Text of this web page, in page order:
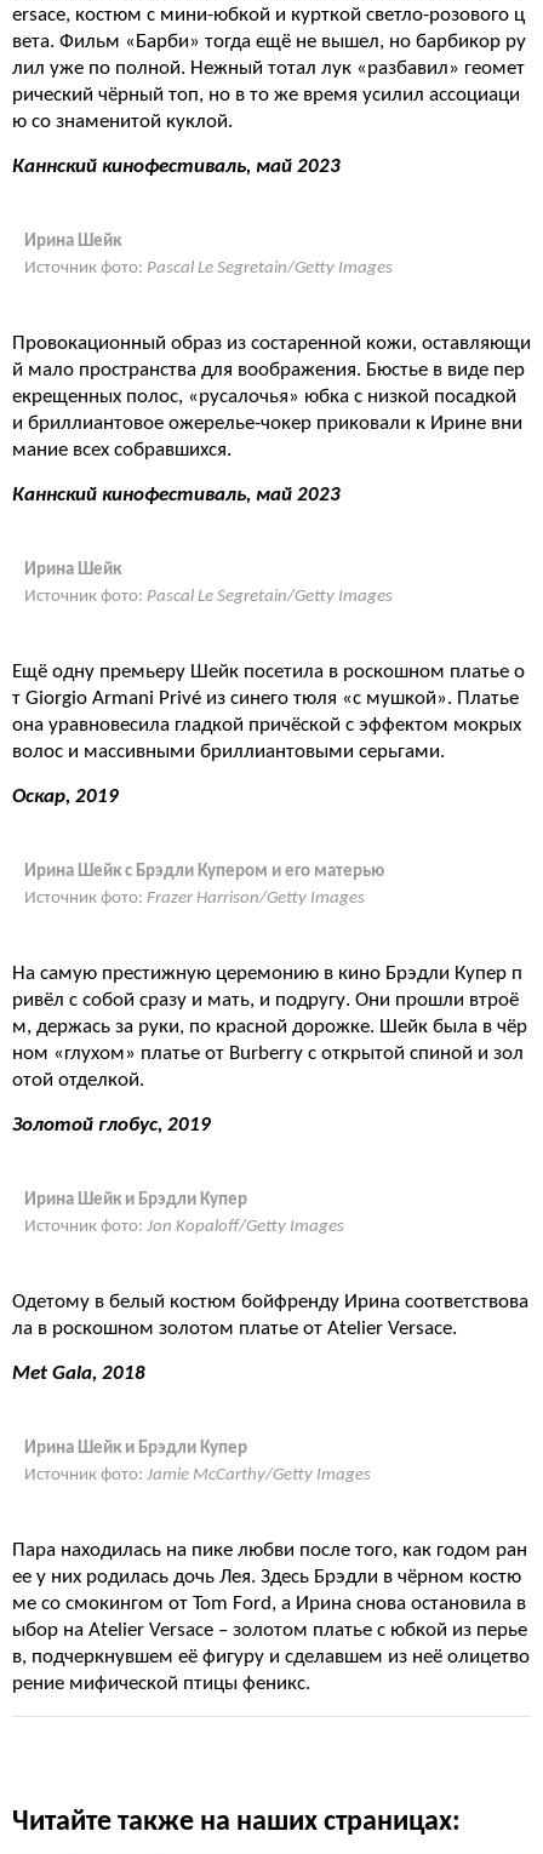
ersace, костюм с мини-юбкой и курткой светло-розового ц
вета. Фильм «Барби» тогда ещё не вышел, но барбикор ру
лил уже по полной. Нежный тотал лук «разбавил» геомет
рический чёрный топ, но в то же время усилил ассоциаци
ю со знаменитой куклой.
Каннский кинофестиваль, май 2023
Ирина Шейк
Источник фото: Pascal Le Segretain/Getty Images
Провокационный образ из состаренной кожи, оставляющи
й мало пространства для воображения. Бюстье в виде пер
екрещенных полос, «русалочья» юбка с низкой посадкой
и бриллиантовое ожерелье-чокер приковали к Ирине вни
мание всех собравшихся.
Каннский кинофестиваль, май 2023
Ирина Шейк
Источник фото: Pascal Le Segretain/Getty Images
Ещё одну премьеру Шейк посетила в роскошном платье о
т Giorgio Armani Privé из синего тюля «с мушкой». Платье
она уравновесила гладкой причёской с эффектом мокрых
волос и массивными бриллиантовыми серьгами.
Оскар, 2019
Ирина Шейк с Брэдли Купером и его матерью
Источник фото: Frazer Harrison/Getty Images
На самую престижную церемонию в кино Брэдли Купер п
ривёл с собой сразу и мать, и подругу. Они прошли втроё
м, держась за руки, по красной дорожке. Шейк была в чёр
ном «глухом» платье от Burberry c открытой спиной и зол
отой отделкой.
Золотой глобус, 2019
Ирина Шейк и Брэдли Купер
Источник фото: Jon Kopaloff/Getty Images
Одетому в белый костюм бойфренду Ирина соответствова
ла в роскошном золотом платье от Atelier Versace.
Met Gala, 2018
Ирина Шейк и Брэдли Купер
Источник фото: Jamie McCarthy/Getty Images
Пара находилась на пике любви после того, как годом ран
ее у них родилась дочь Лея. Здесь Брэдли в чёрном костю
ме со смокингом от Tom Ford, а Ирина снова остановила в
ыбор на Atelier Versace – золотом платье с юбкой из перье
в, подчеркнувшем её фигуру и сделавшем из неё олицетво
рение мифической птицы феникс.
Читайте также на наших страницах: